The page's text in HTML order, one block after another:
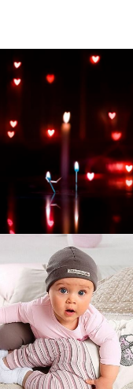
Развитие
магазина "Всё
Смотреть проект
Увеличили
интернет-
topdatop.ru на